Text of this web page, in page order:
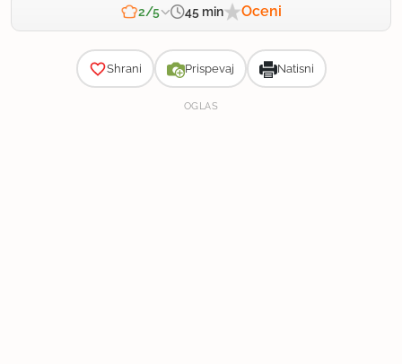
2/5 45 min Oceni
Shrani Prispevaj Natisni
OGLAS